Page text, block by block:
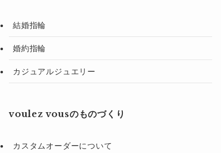
結婚指輪
婚約指輪
カジュアルジュエリー
voulez vousのものづくり
カスタムオーダーについて